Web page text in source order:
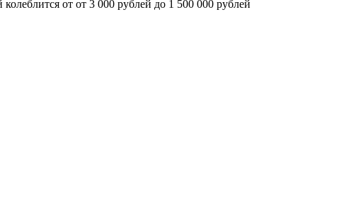
от от 3 000 рублей до 1 500 000 рублей